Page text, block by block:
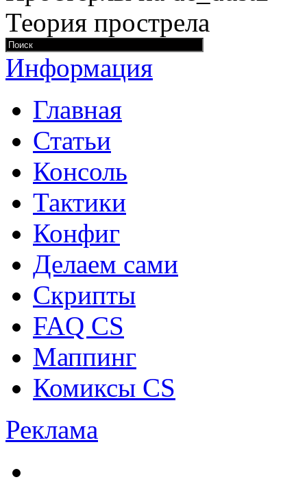
Теория прострела
Информация
Главная
Статьи
Консоль
Тактики
Конфиг
Делаем сами
Скрипты
FAQ CS
Маппинг
Комиксы CS
Реклама